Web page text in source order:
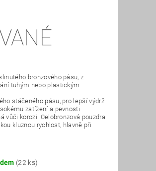
bronzového pásu, z
tuhým nebo plastickým
stáčeného pásu, pro lepší výdrž
zatížení a pevnosti
vůči korozi. Celobronzová pouzdra
kluznou rychlost, hlavně při
(22 ks)